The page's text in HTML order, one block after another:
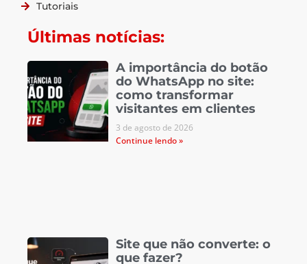
Tutoriais
Últimas notícias:
A importância do botão
do WhatsApp no site:
como transformar
visitantes em clientes
3 de agosto de 2026
Continue lendo »
Site que não converte: o
que fazer?